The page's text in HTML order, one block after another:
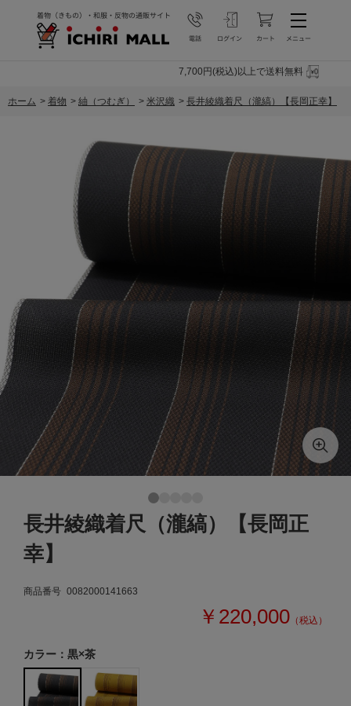
7,700円(税込)以上で送料無料
ホーム > 着物 > 紬（つむぎ） > 米沢織 > 長井綾織着尺（瀧縞）【長岡正幸】
長井綾織着尺（瀧縞）【長岡正
幸】
商品番号 0082000141663
￥220,000 （税込）
カラー：黒×茶